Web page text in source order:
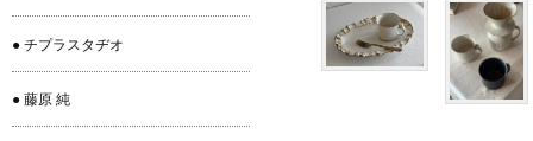
● チプラスタヂオ
● 藤原 純